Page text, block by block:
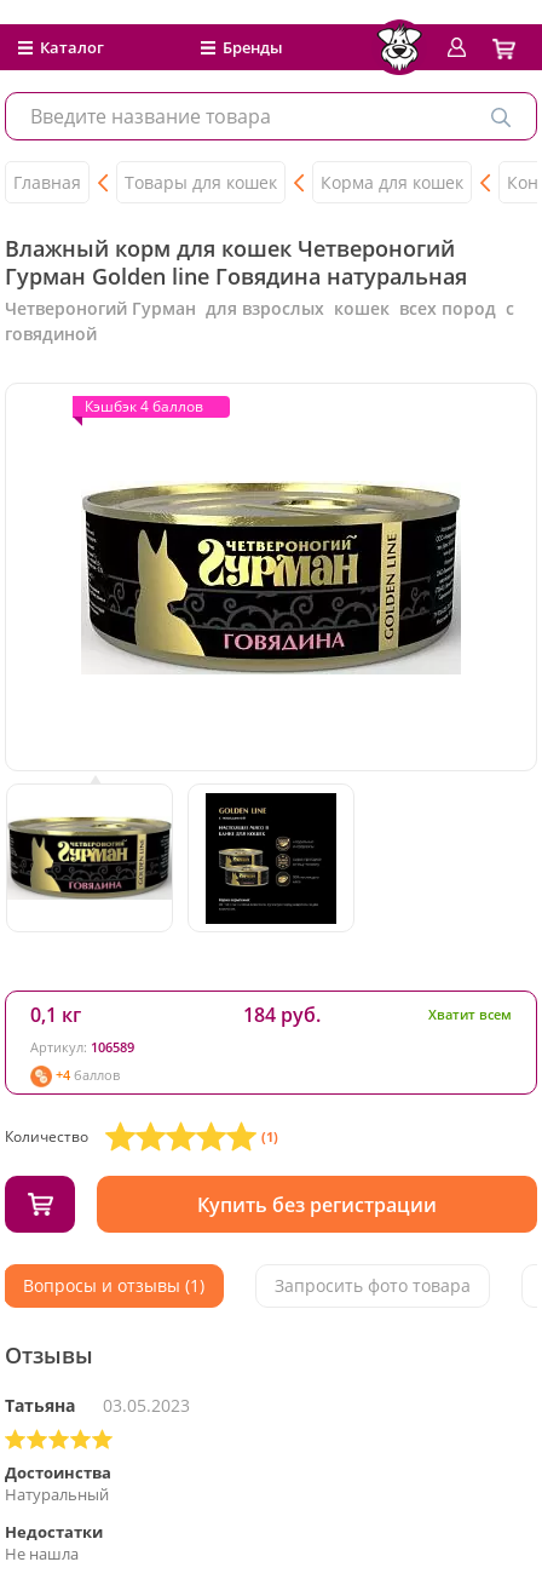
Каталог Бренды
Главная Товары для кошек Корма для кошек
Влажный корм для кошек Четвероногий
Гурман Golden line Говядина натуральная
Четвероногий Гурман для взрослых кошек всех пород с
говядиной
Кэшбэк 4 баллов
0,1 кг
Артикул: 106589
+4 баллов
184 руб. Хватит всем
Количество
Купить без регистрации
(1)
Вопросы и отзывы (1) Запросить фото товара
Отзывы
Татьяна 03.05.2023
Достоинства
Натуральный
Недостатки
Не нашла